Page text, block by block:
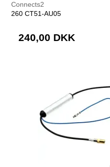
Connects2
260 CT51-AU05
240,00 DKK